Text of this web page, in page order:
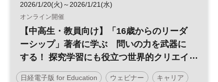
2026/1/20(火)～2026/1/21(水)
オンライン開催
【中高生・教員向け】「16歳からのリーダ
ーシップ」著者に学ぶ 問いの力を武器に
する！ 探究学習にも役立つ世界的クリエイ
ターの思考法
日経電子版 for Education ウェビナー キャリア